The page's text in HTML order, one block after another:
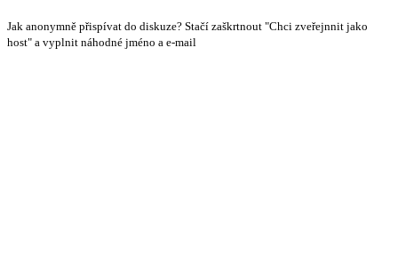
Jak anonymně přispívat do diskuze? Stačí zaškrtnout "Chci zveřejnnit jako
host" a vyplnit náhodné jméno a e-mail